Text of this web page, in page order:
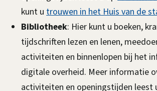
kunt utrouwen in het Huis van de
Bibliotheek: Hier kunt u boeken,
tijdschriften lezen en lenen,
activiteiten en binnenlopen bij het
digitale overheid. Meer informatie
activiteiten en openingstijden leest